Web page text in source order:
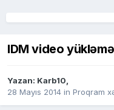
IDM video
Yazan: Karb10,
28 Mayıs 2014 in Proqram